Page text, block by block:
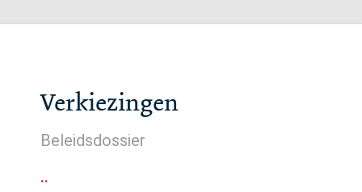
Verkiezingen
Beleidsdossier
..